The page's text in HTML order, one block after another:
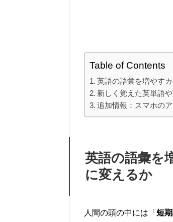
Table of Contents
英語の語彙を増やす
新しく覚えた英単語
追加情報：スマホの
英語の語彙を
に変えるか
人間の頭の中には「 短